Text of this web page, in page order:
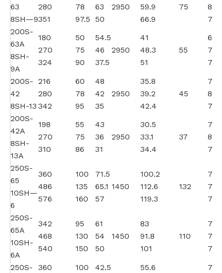
63
8SH—9
280
351
78
97.5
63
50
2950
59.9
66.9
75
71.5
200S-
63A
8SH-
9A
180
270
324
50
75
90
54.5
46
37.5
2950
41
48.3
51
55
67
76
72
200S-
42
8SH-13
216
280
342
60
78
95
48
42
35
2950
35.8
39.2
42.4
45
79
82
77
200S-
42A
8SH-
13A
198
270
310
55
75
86
43
36
31
2950
30.5
33.1
34.4
37
76
80
76
250S-
65
10SH—
6
360
486
576
100
135
160
71.5
65.1
57
1450
100.2
112.6
119.3
132
70
75
250S-
65A
10SH-
6A
342
468
540
95
130
150
61
54
50
1450
83
91.8
101
110
70
75
73
250S-
360
100
42.5
55.6
75